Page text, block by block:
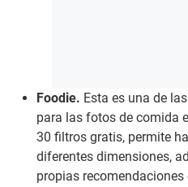
Foodie. Esta es una de
para las fotos de comida
30 filtros gratis, permite
diferentes dimensiones,
propias